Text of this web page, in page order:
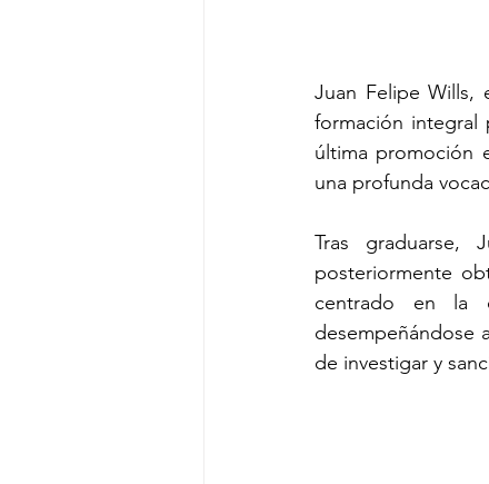
Juan Felipe Wills,
formación integral
última promoción
una profunda
Tras graduarse,
posteriormente
centrado en la
desempeñándose
de investigar y